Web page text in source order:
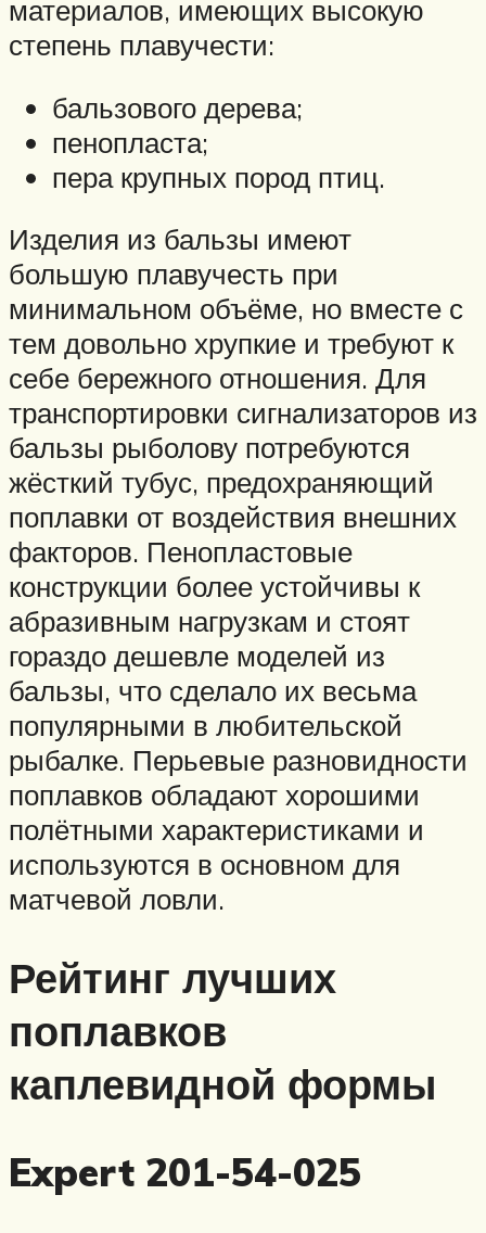
материалов, имеющих высокую
степень плавучести:
бальзового дерева;
пенопласта;
пера крупных пород птиц.
Изделия из бальзы имеют
большую плавучесть при
минимальном объёме, но вместе с
тем довольно хрупкие и требуют к
себе бережного отношения. Для
транспортировки сигнализаторов из
бальзы рыболову потребуются
жёсткий тубус, предохраняющий
поплавки от воздействия внешних
факторов. Пенопластовые
конструкции более устойчивы к
абразивным нагрузкам и стоят
гораздо дешевле моделей из
бальзы, что сделало их весьма
популярными в любительской
рыбалке. Перьевые разновидности
поплавков обладают хорошими
полётными характеристиками и
используются в основном для
матчевой ловли.
Рейтинг лучших
поплавков
каплевидной формы
Expert 201-54-025